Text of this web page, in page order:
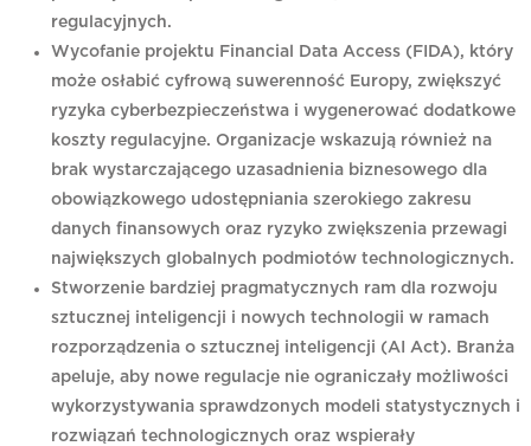
regulacyjnych.
Wycofanie projektu Financial Data Access (FIDA), który
może osłabić cyfrową suwerenność Europy, zwiększyć
ryzyka cyberbezpieczeństwa i wygenerować dodatkowe
koszty regulacyjne. Organizacje wskazują również na
brak wystarczającego uzasadnienia biznesowego dla
obowiązkowego udostępniania szerokiego zakresu
danych finansowych oraz ryzyko zwiększenia przewagi
największych globalnych podmiotów technologicznych.
Stworzenie bardziej pragmatycznych ram dla rozwoju
sztucznej inteligencji i nowych technologii w ramach
rozporządzenia o sztucznej inteligencji (AI Act). Branża
apeluje, aby nowe regulacje nie ograniczały możliwości
wykorzystywania sprawdzonych modeli statystycznych i
rozwiązań technologicznych oraz wspierały